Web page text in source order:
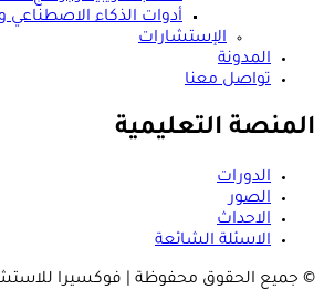
أدوات الذكاء الاصطناعي
الإستشارات
المدونة
تواصل معنا
المنصة التعليمية
الدورات
الصور
الاحداث
الاسئلة الشائعة
© جميع الحقوق محفوظة | فوكسيرا